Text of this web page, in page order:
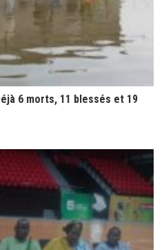
6 morts, 11 blessés et 19